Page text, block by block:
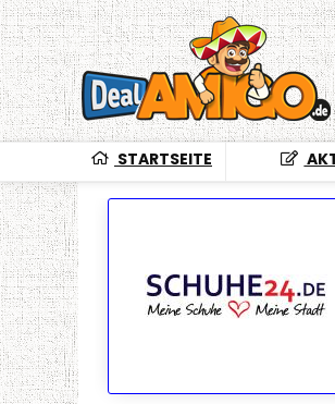
STARTSEITE